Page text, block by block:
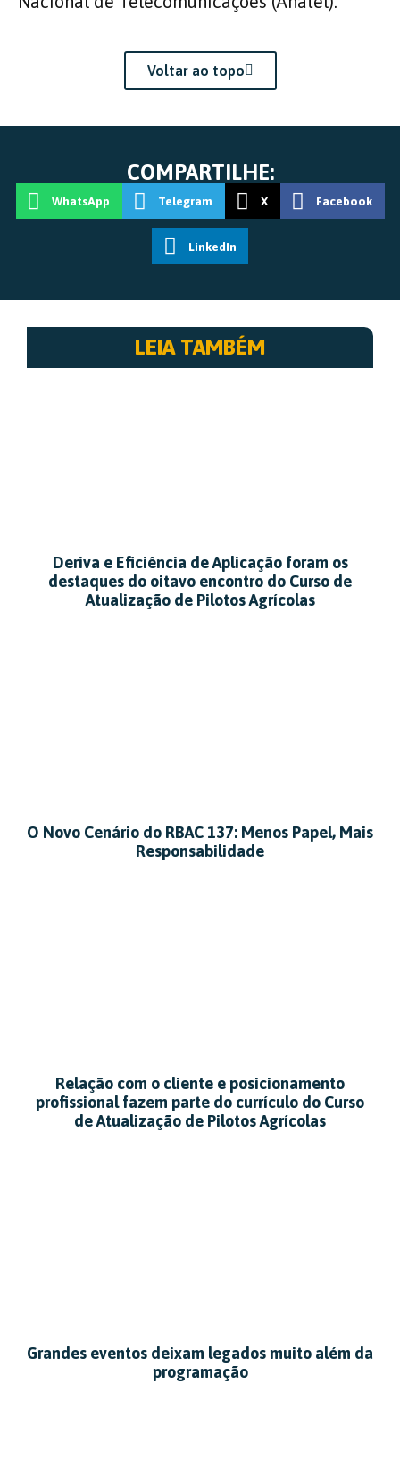
Voltar ao topo
COMPARTILHE:
WhatsApp Telegram X Facebook
LinkedIn
LEIA TAMBÉM
Deriva e Eficiência de Aplicação foram os
destaques do oitavo encontro do Curso de
Atualização de Pilotos Agrícolas
O Novo Cenário do RBAC 137: Menos Papel, Mais
Responsabilidade
Relação com o cliente e posicionamento
profissional fazem parte do currículo do Curso
de Atualização de Pilotos Agrícolas
Grandes eventos deixam legados muito além da
programação